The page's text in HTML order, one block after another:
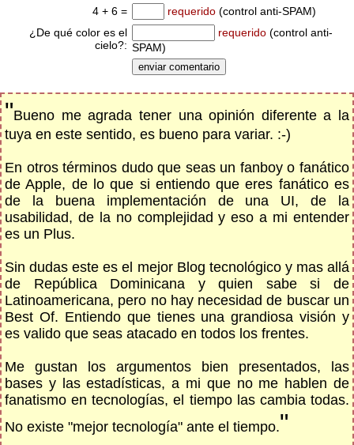
4 + 6 = requerido (control anti-SPAM)
¿De qué color es el
cielo?:
requerido (control anti-
SPAM)
"Bueno me agrada tener una opinión diferente a la
tuya en este sentido, es bueno para variar. :-)
En otros términos dudo que seas un fanboy o fanático
de Apple, de lo que si entiendo que eres fanático es
de la buena implementación de una UI, de la
usabilidad, de la no complejidad y eso a mi entender
es un Plus.
Sin dudas este es el mejor Blog tecnológico y mas allá
de República Dominicana y quien sabe si de
Latinoamericana, pero no hay necesidad de buscar un
Best Of. Entiendo que tienes una grandiosa visión y
es valido que seas atacado en todos los frentes.
Me gustan los argumentos bien presentados, las
bases y las estadísticas, a mi que no me hablen de
fanatismo en tecnologías, el tiempo las cambia todas.
No existe "mejor tecnología" ante el tiempo."